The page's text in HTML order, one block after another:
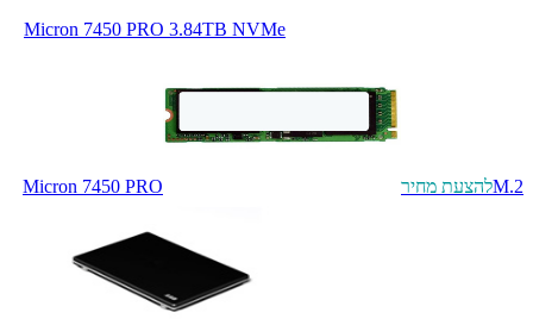
Micron 7450 PRO 3.84TB NVMe
M.2להצעת מחיר Micron 7450 PRO